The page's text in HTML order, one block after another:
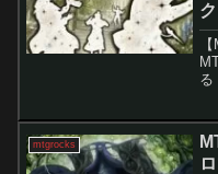
る
こ
mtgrocks